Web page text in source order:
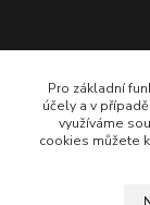
Bohunka
tel.
Pro základní
účely a v
využíváme
cookies můžete